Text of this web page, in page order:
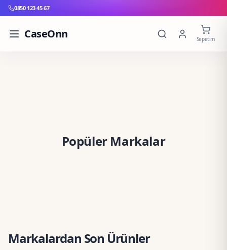
0850 123 45 67
CaseOnn Sepetim
Popüler Markalar
Markalardan Son Ürünler